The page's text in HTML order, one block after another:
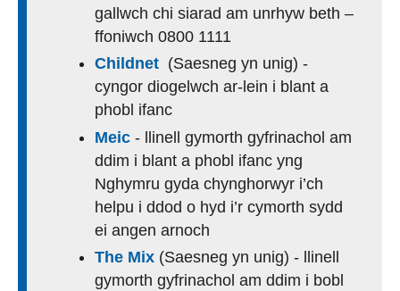
gallwch chi siarad am unrhyw beth –
ffoniwch 0800 1111
Childnet (Saesneg yn unig) -
cyngor diogelwch ar-lein i blant a
phobl ifanc
Meic - llinell gymorth gyfrinachol am
ddim i blant a phobl ifanc yng
Nghymru gyda chynghorwyr i’ch
helpu i ddod o hyd i’r cymorth sydd
ei angen arnoch
The Mix (Saesneg yn unig) - llinell
gymorth gyfrinachol am ddim i bobl